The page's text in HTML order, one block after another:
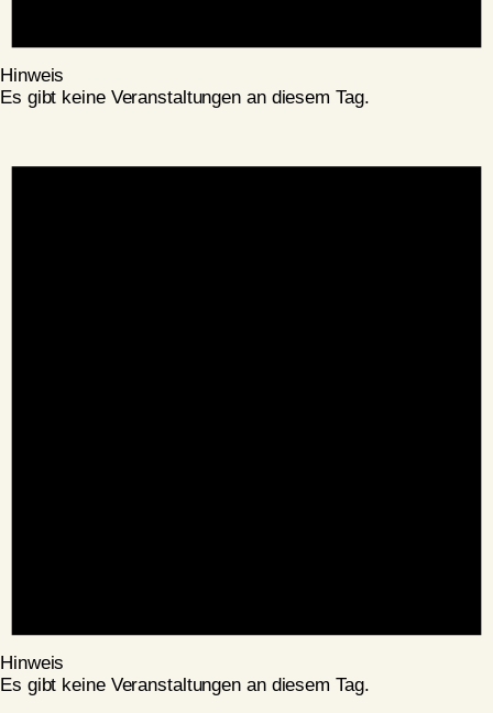
Hinweis
Es gibt keine Veranstaltungen an diesem Tag.
Hinweis
Es gibt keine Veranstaltungen an diesem Tag.